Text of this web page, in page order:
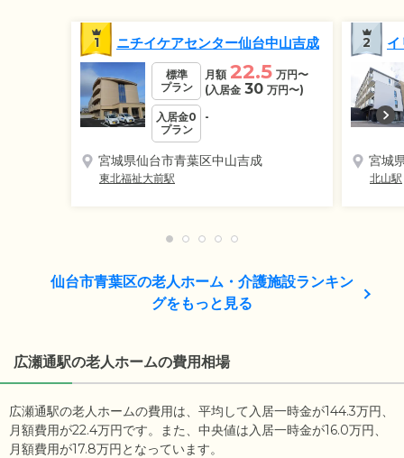
1 ニチイケアセンター仙台中山吉成
標準
プラン
月額 22.5 万円〜
(入居金 30 万円〜)
入居金0
プラン
-
宮城県仙台市青葉区中山吉成
東北福祉大前駅
2
宮城
北山駅
仙台市青葉区の老人ホーム・介護施設ランキン
グをもっと見る
広瀬通駅の老人ホームの費用相場
広瀬通駅の老人ホームの費用は、平均して入居一時金が144.3万円、
月額費用が22.4万円です。また、中央値は入居一時金が16.0万円、
月額費用が17.8万円となっています。